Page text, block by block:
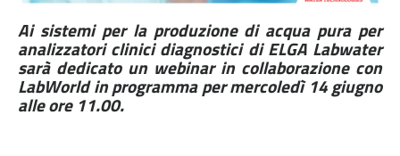
Ai sistemi per la produzione di acqua pura per
analizzatori clinici diagnostici di ELGA Labwater
sarà dedicato un webinar in collaborazione con
LabWorld in programma per mercoledì 14 giugno
alle ore 11.00.